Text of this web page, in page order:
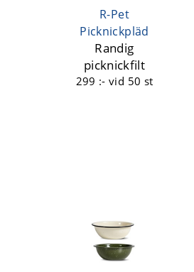
R-Pet
Picknickpläd
Randig
picknickfilt
299 :-vid 50 st